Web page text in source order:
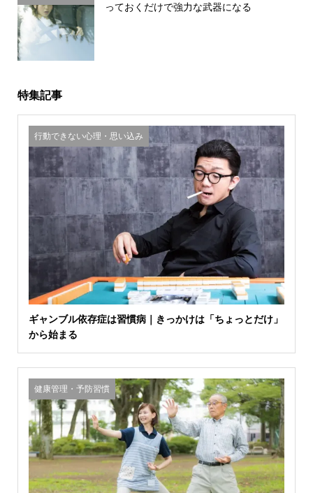
っておくだけで強力な武器になる
特集記事
行動できない心理・思い込み
ギャンブル依存症は習慣病｜きっかけは「ちょっとだけ」
から始まる
健康管理・予防習慣